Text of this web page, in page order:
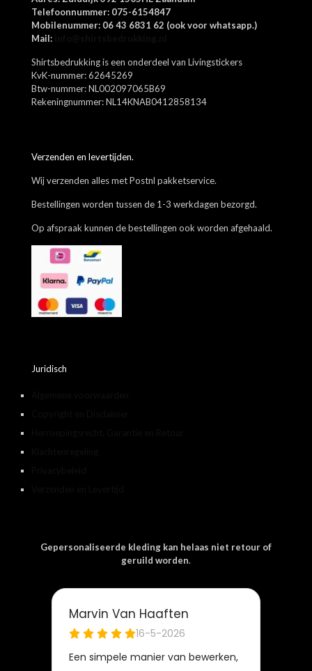
Mijn naam, e-mail en site opslaan in deze browser voor de
volgende keer wanneer ik een reactie plaats.
Telefoonnummer: 075-6154847
Mobilenummer: 06 43 6831 62 (ook voor whatsapp.)
Mail:
Shirtsbedrukking is een onderdeel van Livingstickers
KvK-nummer: 62645269
Btw-nummer: NL002097065B69
Rekeningnummer: NL14KNAB0412858134
Verzenden en levertijden.
Wij verzenden alles met Postnl pakketservice.
Bestellingen worden tussen de 1-3 werkdagen bezorgd.
Op afspraak kunnen de bestellingen ook worden afgehaald.
Juridisch
Gepersonaliseerde kleding kan helaas niet retour of
geruild worden.